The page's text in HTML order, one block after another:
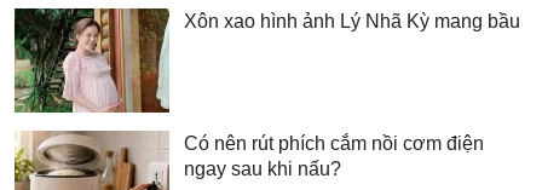
Xôn xao hình ảnh Lý Nhã Kỳ mang bầu
Có nên rút phích cắm nồi cơm điện
ngay sau khi nấu?